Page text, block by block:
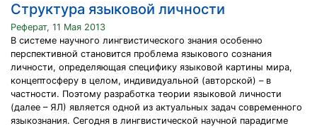
Структура языковой личности
Реферат, 11 Мая 2013
В системе научного лингвистического знания особенно
перспективной становится проблема языкового сознания
личности, определяющая специфику языковой картины мира,
концептосферу в целом, индивидуальной (авторской) – в
частности. Поэтому разработка теории языковой личности
(далее – ЯЛ) является одной из актуальных задач современного
языкознания. Сегодня в лингвистической научной парадигме